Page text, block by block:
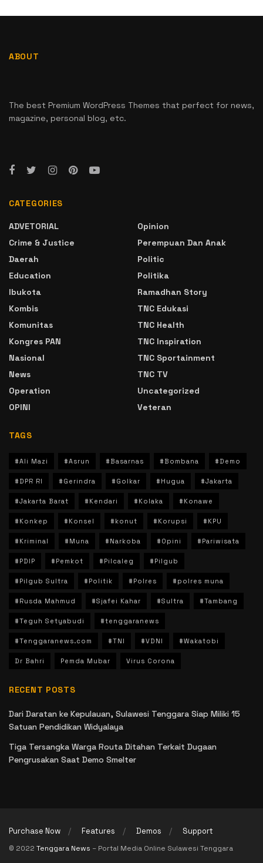
ABOUT
The best Premium WordPress Themes that perfect for news,
magazine, personal blog, etc.
CATEGORIES
ADVETORIAL
Crime & Justice
Daerah
Education
Ibukota
Kombis
Komunitas
Kongres PAN
Nasional
News
Operation
OPINI
Opinion
Perempuan Dan Anak
Politic
Politika
Ramadhan Story
TNC Edukasi
TNC Health
TNC Inspiration
TNC Sportainment
TNC TV
Uncategorized
Veteran
TAGS
#Ali Mazi #Asrun #Basarnas #Bombana #Demo
#DPR RI #Gerindra #Golkar #Hugua #Jakarta
#Jakarta Barat #Kendari #Kolaka #Konawe
#Konkep #Konsel #konut #Korupsi #KPU
#Kriminal #Muna #Narkoba #Opini #Pariwisata
#PDIP #Pemkot #Pilcaleg #Pilgub
#Pilgub Sultra #Politik #Polres #polres muna
#Rusda Mahmud #Sjafei Kahar #Sultra #Tambang
#Teguh Setyabudi #tenggaranews
#Tenggaranews.com #TNI #VDNI #Wakatobi
Dr Bahri Pemda Mubar Virus Corona
RECENT POSTS
Dari Daratan ke Kepulauan, Sulawesi Tenggara Siap Miliki 15
Satuan Pendidikan Widyalaya
Tiga Tersangka Warga Routa Ditahan Terkait Dugaan
Pengrusakan Saat Demo Smelter
Purchase Now Features Demos Support
© 2022 Tenggara News – Portal Media Online Sulawesi Tenggara